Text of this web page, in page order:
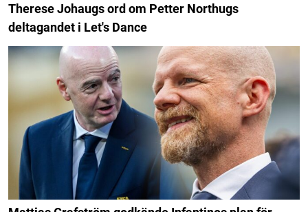
Therese Johaugs ord om Petter Northugs
deltagandet i Let's Dance